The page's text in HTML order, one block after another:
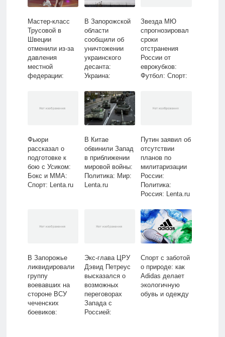
Мастер-класс
Трусовой в
Швеции
отменили из-за
давления
местной
федерации:
В Запорожской
области
сообщили об
уничтожении
украинского
десанта:
Украина:
Lenta.ru
Звезда МЮ
спрогнозировал
сроки
отстранения
России от
еврокубков:
Футбол: Спорт:
Фьюри
рассказал о
подготовке к
бою с Усиком:
Бокс и ММА:
Спорт: Lenta.ru
В Китае
обвинили Запад
в приближении
мировой войны:
Политика: Мир:
Lenta.ru
Путин заявил об
отсутствии
планов по
милитаризации
России:
Политика:
Россия: Lenta.ru
В Запорожье
ликвидировали
группу
воевавших на
стороне ВСУ
чеченских
боевиков:
Экс-глава ЦРУ
Дэвид Петреус
высказался о
возможных
переговорах
Запада с
Россией:
Спорт с заботой
о природе: как
Adidas делает
экологичную
обувь и одежду